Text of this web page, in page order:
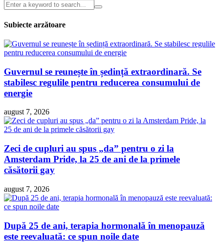
Subiecte arzătoare
Guvernul se reunește în ședință extraordinară. Se
stabilesc regulile pentru reducerea consumului de
energie
august 7, 2026
Zeci de cupluri au spus „da” pentru o zi la
Amsterdam Pride, la 25 de ani de la primele
căsătorii gay
august 7, 2026
După 25 de ani, terapia hormonală în menopauză
este reevaluată: ce spun noile date